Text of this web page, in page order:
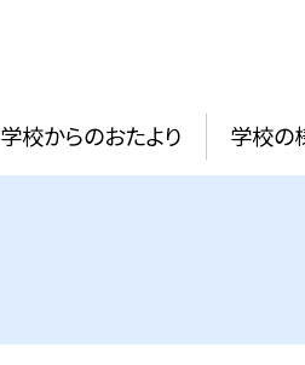
学校からのおたより 学校の